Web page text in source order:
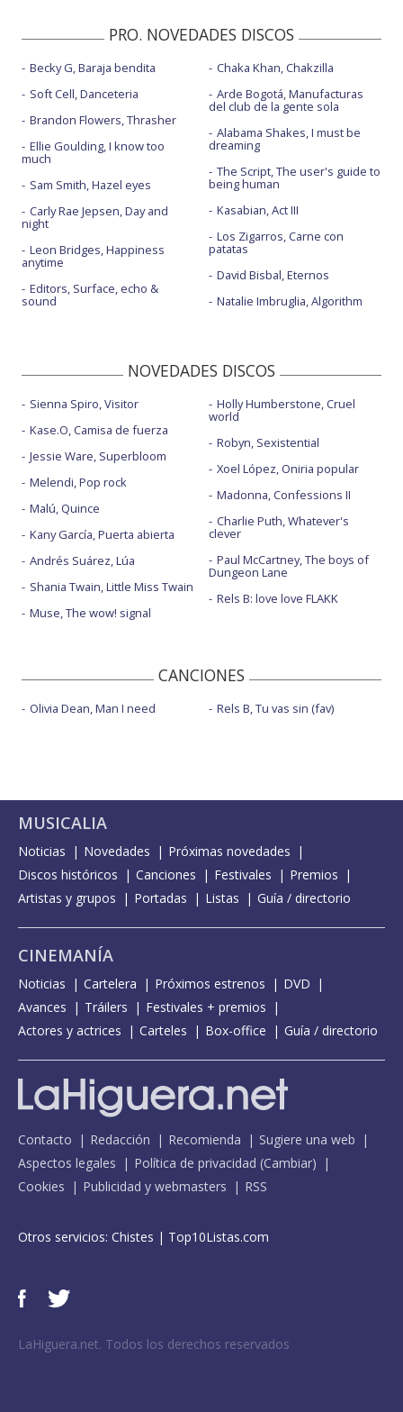
PRO. NOVEDADES DISCOS
Becky G, Baraja bendita
Soft Cell, Danceteria
Brandon Flowers, Thrasher
Ellie Goulding, I know too
much
Sam Smith, Hazel eyes
Carly Rae Jepsen, Day and
night
Leon Bridges, Happiness
anytime
Editors, Surface, echo &
sound
Chaka Khan, Chakzilla
Arde Bogotá, Manufacturas
del club de la gente sola
Alabama Shakes, I must be
dreaming
The Script, The user's guide to
being human
Kasabian, Act III
Los Zigarros, Carne con
patatas
David Bisbal, Eternos
Natalie Imbruglia, Algorithm
NOVEDADES DISCOS
Sienna Spiro, Visitor
Kase.O, Camisa de fuerza
Jessie Ware, Superbloom
Melendi, Pop rock
Malú, Quince
Kany García, Puerta abierta
Andrés Suárez, Lúa
Shania Twain, Little Miss Twain
Muse, The wow! signal
Holly Humberstone, Cruel
world
Robyn, Sexistential
Xoel López, Oniria popular
Madonna, Confessions II
Charlie Puth, Whatever's
clever
Paul McCartney, The boys of
Dungeon Lane
Rels B: love love FLAKK
CANCIONES
Olivia Dean, Man I need Rels B, Tu vas sin (fav)
MUSICALIA
Noticias Novedades
Próximas novedades
Discos históricos
Canciones Festivales
Premios
Artistas y grupos
Portadas Listas Guía / directorio
CINEMANÍA
Noticias Cartelera Próximos estrenos
DVD
Avances
Tráilers
Festivales + premios
Actores y actrices
Carteles Box-office Guía / directorio
Contacto Redacción Recomienda
Sugiere una web
Aspectos legales
Política de privacidad (Cambiar)
Cookies
Publicidad y webmasters RSS
Otros servicios: Chistes | Top10Listas.com
LaHiguera.net. Todos los derechos reservados